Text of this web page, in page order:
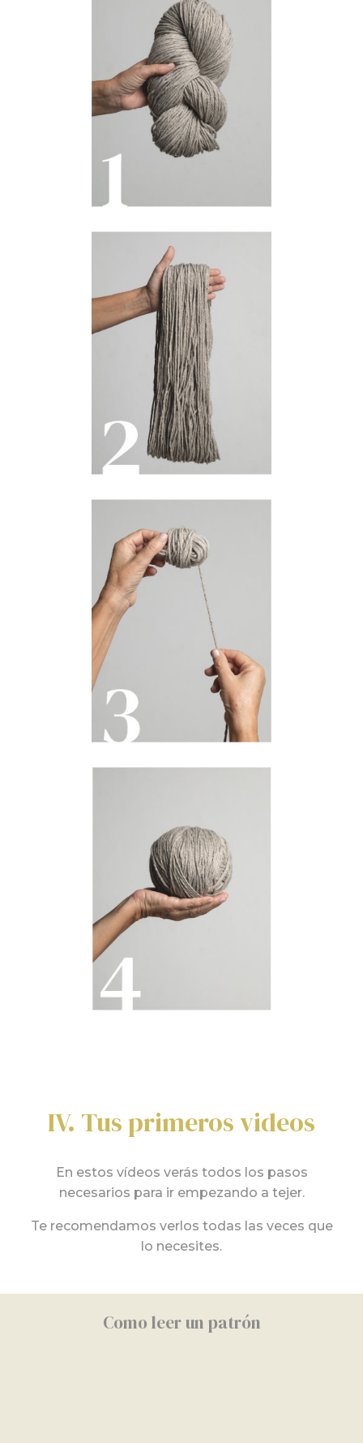
IV. Tus primeros videos
En estos vídeos verás todos los pasos
necesarios para ir empezando a tejer.
Te recomendamos verlos todas las veces que
lo necesites.
Como leer un patrón